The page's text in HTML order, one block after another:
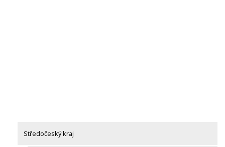
Středočeský kraj